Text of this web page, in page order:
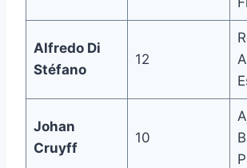
Alfredo Di
Stéfano
12
Johan
Cruyff
10